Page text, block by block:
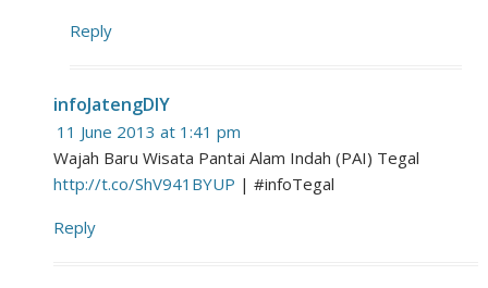
Reply
infoJatengDIY
11 June 2013 at 1:41 pm
Wajah Baru Wisata Pantai Alam Indah (PAI) Tegal
http://t.co/ShV941BYUP | #infoTegal
Reply